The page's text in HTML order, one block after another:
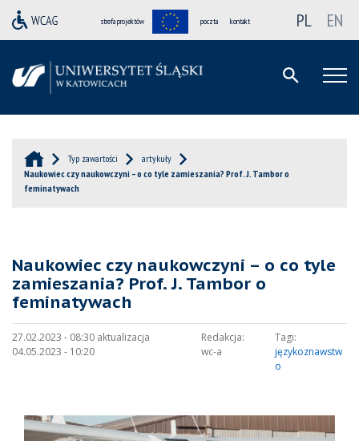
strefa projektów poczta kontakt PL EN
Typ zawartości
artykuły
Naukowiec czy naukowczyni – o co tyle zamieszania? Prof. J. Tambor o
feminatywach
Naukowiec czy naukowczyni – o co tyle
zamieszania? Prof. J. Tambor o
feminatywach
27.02.2023 - 08:30 aktualizacja
04.05.2023 - 10:20
Redakcja:
wc-a
Tagi:
językoznawstw
o